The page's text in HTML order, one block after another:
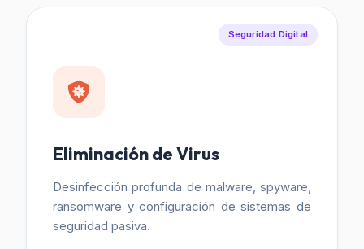
Seguridad Digital
Eliminación de Virus
Desinfección profunda de malware, spyware,
ransomware y configuración de sistemas de
seguridad pasiva.